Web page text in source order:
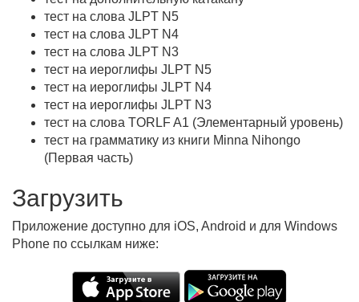
тест на слова JLPT N5
тест на слова JLPT N4
тест на слова JLPT N3
тест на иероглифы JLPT N5
тест на иероглифы JLPT N4
тест на иероглифы JLPT N3
тест на слова TORLF A1 (Элементарный уровень)
тест на грамматику из книги Minna Nihongo
(Первая часть)
Загрузить
Приложение доступно для iOS, Android и для Windows
Phone по ссылкам ниже: